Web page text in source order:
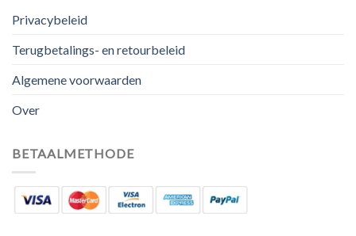
Privacybeleid
Terugbetalings- en retourbeleid
Algemene voorwaarden
Over
BETAALMETHODE